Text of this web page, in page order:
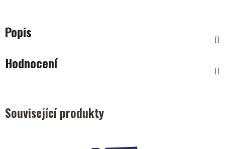
Popis
Hodnocení
Související produkty